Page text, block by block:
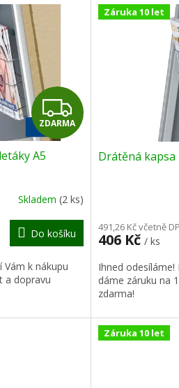
Z
D
R
M
A
ZDARMA
A5
Skladem (2 ks)
Do košíku
Vám k nákupu
a dopravu
Záruka 10 let
Drátěná kapsa
491,26 Kč včetně
406 Kč / ks
Ihned odesíláme!
dáme záruku na
zdarma!
Záruka 10 let